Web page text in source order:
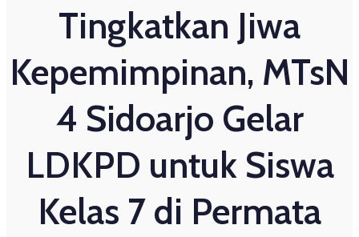
Tingkatkan Jiwa
Kepemimpinan, MTsN
4 Sidoarjo Gelar
LDKPD untuk Siswa
Kelas 7 di Permata